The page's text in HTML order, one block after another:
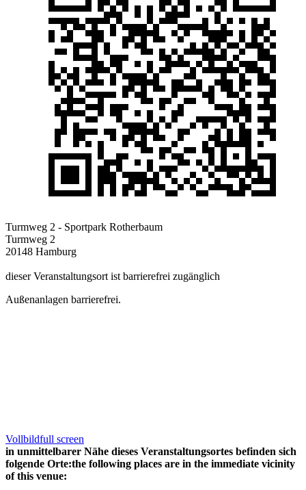
Turmweg 2 - Sportpark Rotherbaum
Turmweg 2
20148 Hamburg
dieser Veranstaltungsort ist barrierefrei zugänglich
Außenanlagen barrierefrei.
Vollbildfull screen
in unmittelbarer Nähe dieses Veranstaltungsortes befinden sich
folgende Orte:the following places are in the immediate vicinity
of this venue: